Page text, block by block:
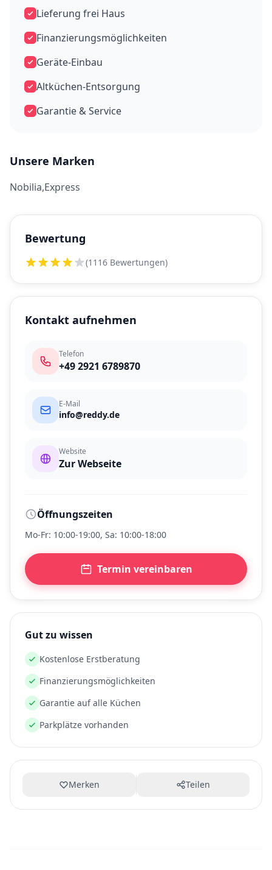
Lieferung frei Haus
Finanzierungsmöglichkeiten
Geräte-Einbau
Altküchen-Entsorgung
Garantie & Service
Unsere Marken
Nobilia,Express
Bewertung
(1116 Bewertungen)
Kontakt aufnehmen
Telefon
+49 2921 6789870
E-Mail
info@reddy.de
Website
Zur Webseite
Öffnungszeiten
Mo-Fr: 10:00-19:00, Sa: 10:00-18:00
Termin vereinbaren
Gut zu wissen
Kostenlose Erstberatung
Finanzierungsmöglichkeiten
Garantie auf alle Küchen
Parkplätze vorhanden
Merken Teilen